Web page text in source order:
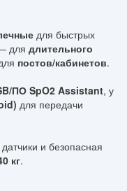
для быстрых
для длительного
постов/кабинетов.
ПО SpO2 Assistant, у
для передачи
и безопасная
кг.